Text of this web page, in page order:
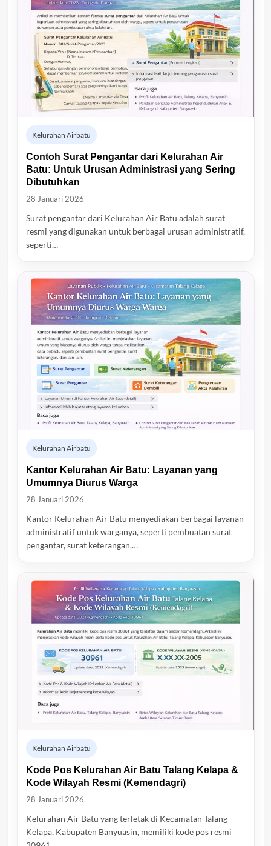
Kelurahan Airbatu
Contoh Surat Pengantar dari Kelurahan Air
Batu: Untuk Urusan Administrasi yang Sering
Dibutuhkan
28 Januari 2026
Surat pengantar dari Kelurahan Air Batu adalah surat
resmi yang digunakan untuk berbagai urusan administratif,
seperti…
Kelurahan Airbatu
Kantor Kelurahan Air Batu: Layanan yang
Umumnya Diurus Warga
28 Januari 2026
Kantor Kelurahan Air Batu menyediakan berbagai layanan
administratif untuk warganya, seperti pembuatan surat
pengantar, surat keterangan,…
Kelurahan Airbatu
Kode Pos Kelurahan Air Batu Talang Kelapa &
Kode Wilayah Resmi (Kemendagri)
28 Januari 2026
Kelurahan Air Batu yang terletak di Kecamatan Talang
Kelapa, Kabupaten Banyuasin, memiliki kode pos resmi